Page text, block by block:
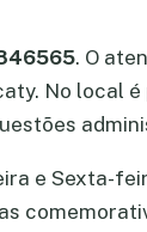
. O
No local
e Sexta-